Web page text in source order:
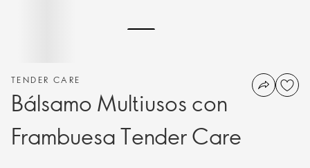
TENDER CARE
Bálsamo Multiusos con
Frambuesa Tender Care